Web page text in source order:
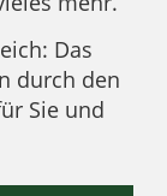
Das
durch den
Sie und